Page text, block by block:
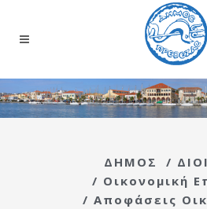
ΔΗΜΟΣ /
/ Οικονομική
/ Αποφάσεις